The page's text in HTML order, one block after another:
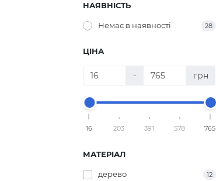
НАЯВНІСТЬ
Немає в наявності 28
ЦІНА
- грн
16 203 391 578 765
МАТЕРІАЛ
дерево 12